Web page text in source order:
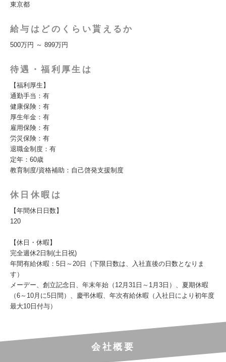
東京都
給与はどのくらい貰えるか
500万円 ～ 899万円
待遇・福利厚生は
【福利厚生】
通勤手当：有
健康保険：有
厚生年金：有
雇用保険：有
労災保険：有
退職金制度：有
定年：60歳
教育制度/資格補助：自己啓発支援制度
休日休暇は
【年間休日日数】
120
【休日・休暇】
完全週休2日制(土日祝)
年間有給休暇：5日～20日（下限日数は、入社直後の日数となりま
す）
メーデー、創立記念日、年末年始（12月31日～1月3日）、夏期休暇
（6～10月に5日間）、慶弔休暇、年次有給休暇（入社日により初年度
最大10日付与）
会社概要